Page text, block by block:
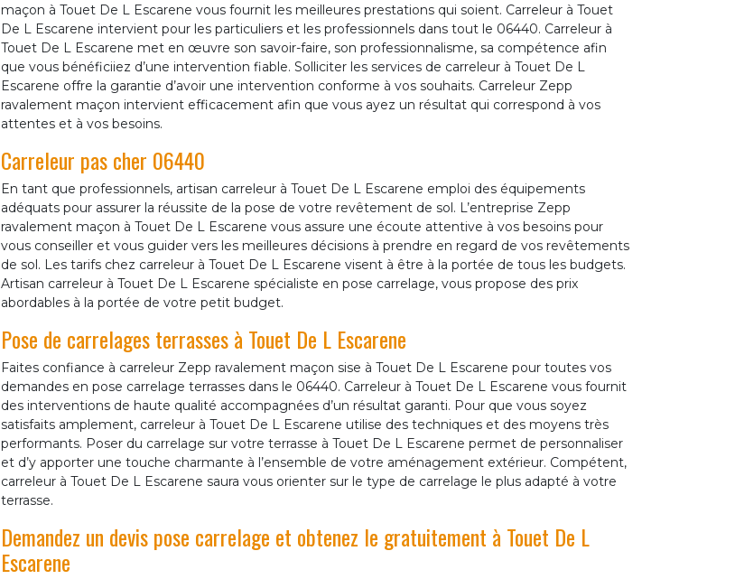
maçon à Touet De L Escarene vous fournit les meilleures prestations qui soient. Carreleur à Touet
De L Escarene intervient pour les particuliers et les professionnels dans tout le 06440. Carreleur à
Touet De L Escarene met en œuvre son savoir-faire, son professionnalisme, sa compétence afin
que vous bénéficiiez d’une intervention fiable. Solliciter les services de carreleur à Touet De L
Escarene offre la garantie d’avoir une intervention conforme à vos souhaits. Carreleur Zepp
ravalement maçon intervient efficacement afin que vous ayez un résultat qui correspond à vos
attentes et à vos besoins.
Carreleur pas cher 06440
En tant que professionnels, artisan carreleur à Touet De L Escarene emploi des équipements
adéquats pour assurer la réussite de la pose de votre revêtement de sol. L’entreprise Zepp
ravalement maçon à Touet De L Escarene vous assure une écoute attentive à vos besoins pour
vous conseiller et vous guider vers les meilleures décisions à prendre en regard de vos revêtements
de sol. Les tarifs chez carreleur à Touet De L Escarene visent à être à la portée de tous les budgets.
Artisan carreleur à Touet De L Escarene spécialiste en pose carrelage, vous propose des prix
abordables à la portée de votre petit budget.
Pose de carrelages terrasses à Touet De L Escarene
Faites confiance à carreleur Zepp ravalement maçon sise à Touet De L Escarene pour toutes vos
demandes en pose carrelage terrasses dans le 06440. Carreleur à Touet De L Escarene vous fournit
des interventions de haute qualité accompagnées d’un résultat garanti. Pour que vous soyez
satisfaits amplement, carreleur à Touet De L Escarene utilise des techniques et des moyens très
performants. Poser du carrelage sur votre terrasse à Touet De L Escarene permet de personnaliser
et d’y apporter une touche charmante à l’ensemble de votre aménagement extérieur. Compétent,
carreleur à Touet De L Escarene saura vous orienter sur le type de carrelage le plus adapté à votre
terrasse.
Demandez un devis pose carrelage et obtenez le gratuitement à Touet De L
Escarene